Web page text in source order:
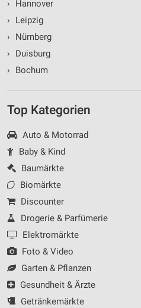
›
Hannover
›
Leipzig
›
Nürnberg
›
Duisburg
›
Bochum
Top Kategorien
Auto & Motorrad
Baby & Kind
Baumärkte
Biomärkte
Discounter
Drogerie & Parfümerie
Elektromärkte
Foto & Video
Garten & Pflanzen
Gesundheit & Ärzte
Getränkemärkte